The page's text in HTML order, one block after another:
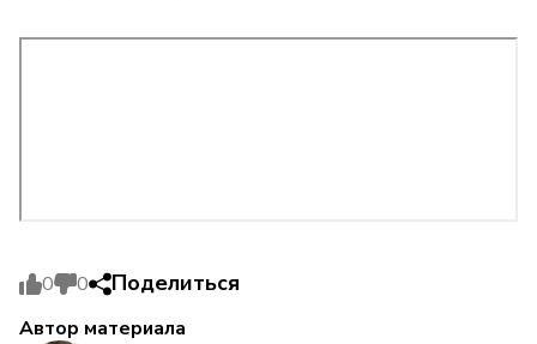
0 0 Поделиться
Автор материала